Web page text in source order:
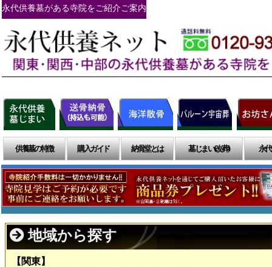
永代供養墓がある寺院をご紹介ご案内
供養墓の特徴 購入ガイド 納骨堂とは 墓じまい(改葬) 永
地域から探す
【関東】